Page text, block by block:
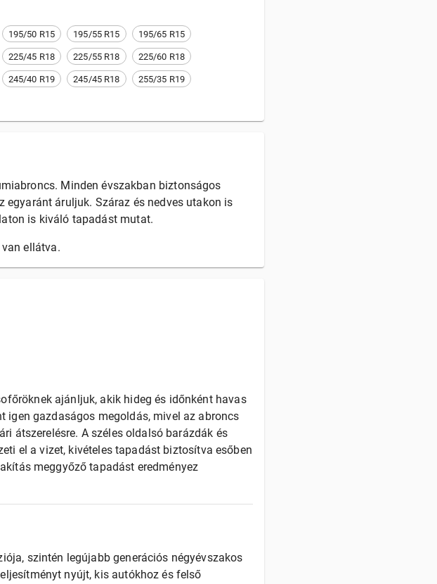
195/50 R15 195/55 R15 195/65 R15
225/45 R18 225/55 R18 225/60 R18
245/40 R19 245/45 R18 255/35 R19
Minden évszakban biztonságos
áruljuk. Száraz és nedves utakon is
is kiváló tapadást mutat.
ellátva.
ajánljuk, akik hideg és időnként havas
igen gazdaságos megoldás, mivel az abroncs
átszerelésre. A széles oldalsó barázdák és
el a vizet, kivételes tapadást biztosítva esőben
meggyőző tapadást eredményez
szintén legújabb generációs négyévszakos
nyújt, kis autókhoz és felső